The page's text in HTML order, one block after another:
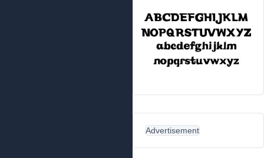
Advertisement